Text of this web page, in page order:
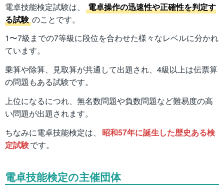
電卓技能検定試験は、
電卓操作の迅速性や正確性を判定す
る試験 のことです。
1〜7級までの7等級に段位を合わせた様々なレベルに分かれ
ています。
乗算や除算、見取算が共通して出題され、4級以上は伝票算
の問題もある試験です。
上位になるにつれ、無名数問題や負数問題など難易度の高
い問題が出題されます。
ちなみに電卓技能検定は、
昭和57年に誕生した歴史ある検
定試験です。
電卓技能検定の主催団体